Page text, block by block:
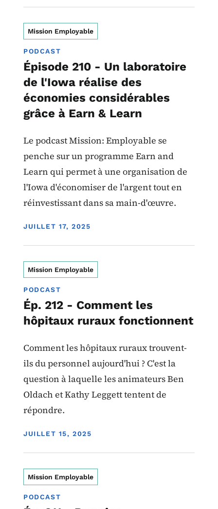
Mission Employable
PODCAST
Épisode 210 - Un laboratoire
de l'Iowa réalise des
économies considérables
grâce à Earn & Learn
Le podcast Mission: Employable se
penche sur un programme Earn and
Learn qui permet à une organisation de
l'Iowa d'économiser de l'argent tout en
réinvestissant dans sa main-d'œuvre.
DISPLAY DATE
JUILLET 17, 2025
Mission Employable
PODCAST
Ép. 212 - Comment les
hôpitaux ruraux fonctionnent
Comment les hôpitaux ruraux trouvent-
ils du personnel aujourd'hui ? C'est la
question à laquelle les animateurs Ben
Oldach et Kathy Leggett tentent de
répondre.
DISPLAY DATE
JUILLET 15, 2025
Mission Employable
PODCAST